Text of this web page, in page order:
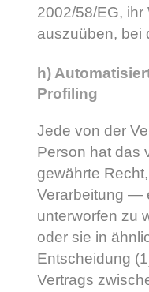
2002/58/EG, ihr
auszuüben, bei
h)
Profiling
Jede von der
Person hat das
gewährte
Verarbeitung —
unterworfen zu
oder sie in
Entscheidung
Vertrags